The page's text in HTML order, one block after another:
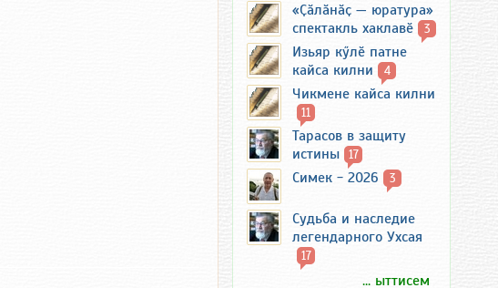
«Ҫӑлӑнӑҫ — юратура»
спектакль хаклавӗ
3
Изьяр кӳлӗ патне
кайса килни
4
Чикмене кайса килни
11
Тарасов в защиту
истины 17
Симек - 2026 3
Судьба и наследие
легендарного Ухсая
17
... ыттисем